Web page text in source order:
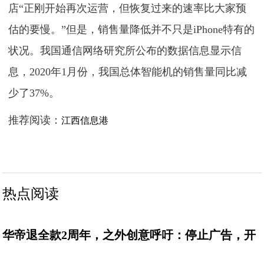
店“正刚开始再次运营，但恢复过来的速率比大家预
估的要慢。”但是，销售量降低并不只是iPhone特有的
状况。我国通信网络研究所公布的数据信息显示信
息，2020年1月份，我国总体智能机的销售量同比减
少了37%。
推荐阅读：江西信息港
热点阅读
华帝退全款2周年，之外创意呼吁：停止广告，开